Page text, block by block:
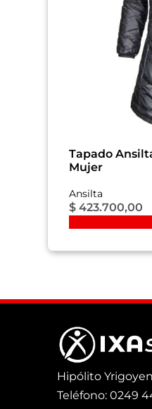
Tapado
Mujer
Ansilta
$ 423.700,00
Hipólito
Teléfono: 0249